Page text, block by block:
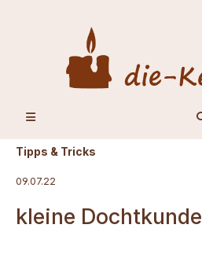
Tipps & Tricks
09.07.22
kleine Dochtkunde